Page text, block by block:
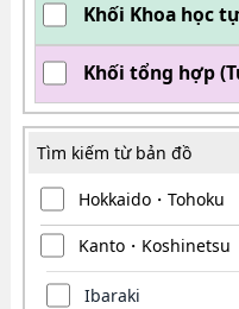
Khối Khoa học
Khối tổng hợp
Tìm kiếm từ bản đồ
Hokkaido・Tohoku
Kanto・Koshinetsu
Ibaraki